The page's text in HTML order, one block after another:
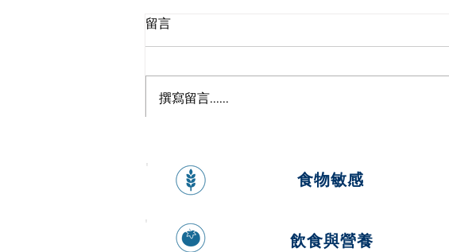
留言
撰寫留言......
食物敏感
飲食與營養